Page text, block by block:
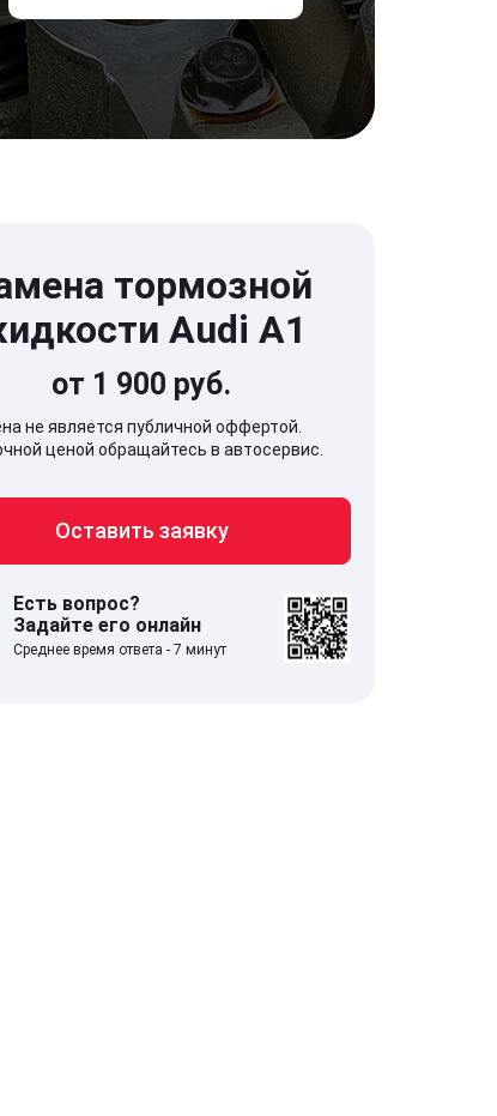
обл,
тормозной
Audi A1
от 1 900 руб.
не является публичной оффертой.
ценой обращайтесь в автосервис.
Оставить заявку
Есть вопрос?
Задайте его онлайн
Среднее время ответа - 7 минут